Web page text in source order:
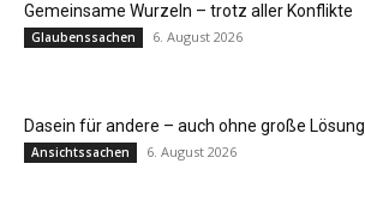
Gemeinsame Wurzeln – trotz aller Konflikte
Glaubenssachen 6. August 2026
Dasein für andere – auch ohne große Lösung
Ansichtssachen 6. August 2026